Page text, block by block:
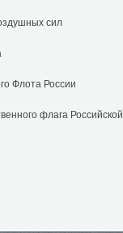
сил
Флота России
флага Российской